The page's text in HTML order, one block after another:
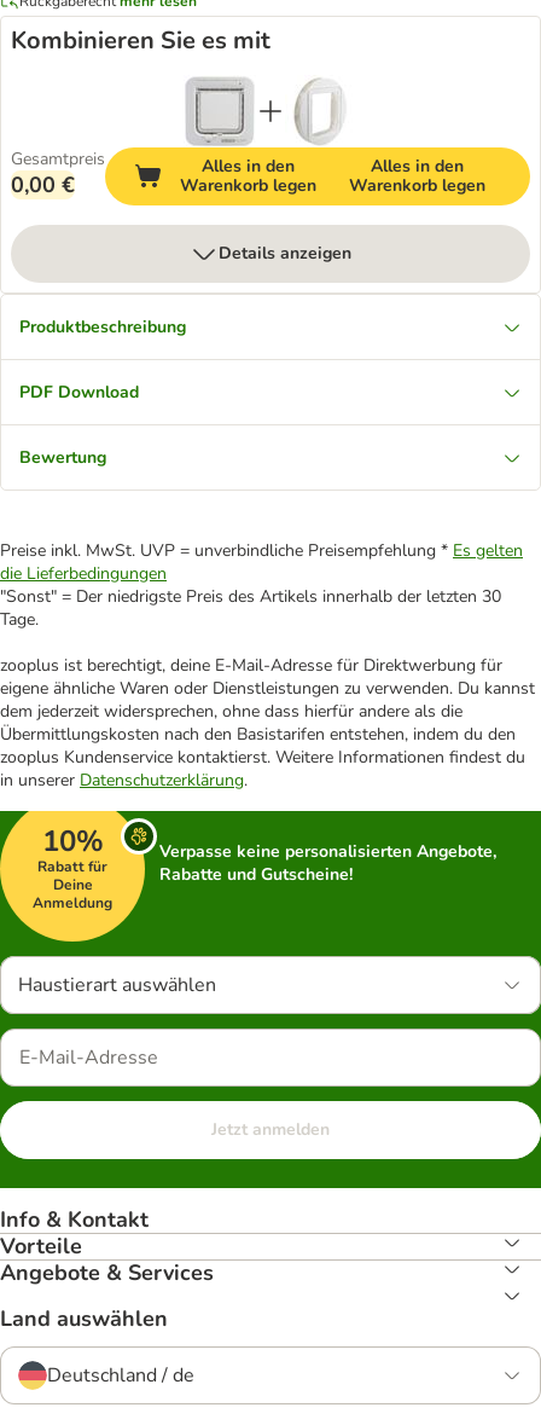
Kombinieren Sie es mit
Gesamtpreis
0,00 €
Alles in den
Warenkorb legen
Alles in den
Warenkorb legen
Details anzeigen
Produktbeschreibung
PDF Download
Bewertung
Preise inkl. MwSt. UVP = unverbindliche Preisempfehlung * Es gelten
die Lieferbedingungen
"Sonst" = Der niedrigste Preis des Artikels innerhalb der letzten 30
Tage.
zooplus ist berechtigt, deine E-Mail-Adresse für Direktwerbung für
eigene ähnliche Waren oder Dienstleistungen zu verwenden. Du kannst
dem jederzeit widersprechen, ohne dass hierfür andere als die
Übermittlungskosten nach den Basistarifen entstehen, indem du den
zooplus Kundenservice kontaktierst. Weitere Informationen findest du
in unserer Datenschutzerklärung.
10%
Rabatt für
Deine
Anmeldung
Verpasse keine personalisierten Angebote,
Rabatte und Gutscheine!
Haustierart auswählen
Jetzt anmelden
Info & Kontakt
Vorteile
Angebote & Services
Land auswählen
Deutschland / de